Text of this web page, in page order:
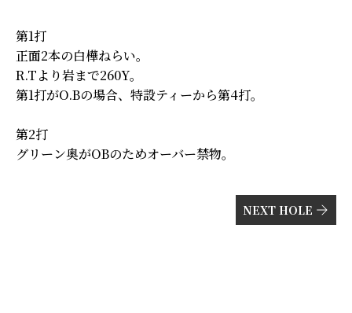
第1打
正面2本の白樺ねらい。
R.Tより岩まで260Y。
第1打がO.Bの場合、特設ティーから第4打。
第2打
グリーン奥がOBのためオーバー禁物。
NEXT HOLE